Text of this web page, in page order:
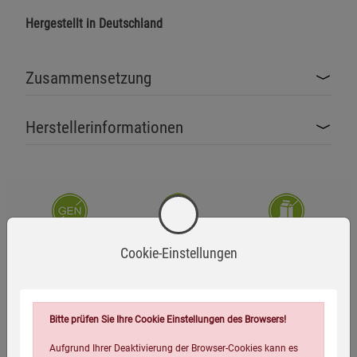
Hergestellt in Deutschland
Zusammensetzung
Herstellerinformationen
Glutenfrei
Vegan
Zutaten
Cookie-Einstellungen
Bitte prüfen Sie Ihre Cookie Einstellungen des Browsers!
Aufgrund Ihrer Deaktivierung der Browser-Cookies kann es